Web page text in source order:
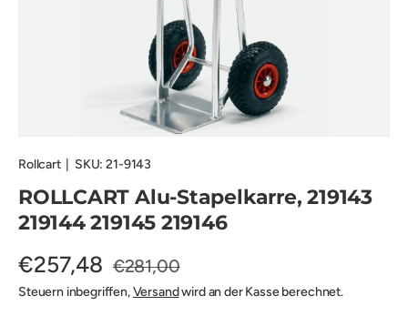
Rollcart| SKU: 21-9143
ROLLCART Alu-Stapelkarre, 219143
219144 219145 219146
€257,48 €281,00
Steuern inbegriffen,Versandwird an der Kasse berechnet.